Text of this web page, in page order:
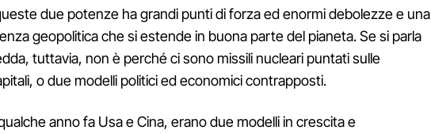
due potenze ha grandi punti di forza ed enormi debolezze e una
geopolitica che si estende in buona parte del pianeta. Se si parla
tuttavia, non è perché ci sono missili nucleari puntati sulle
o due modelli politici ed economici contrapposti.
anno fa Usa e Cina, erano due modelli in crescita e